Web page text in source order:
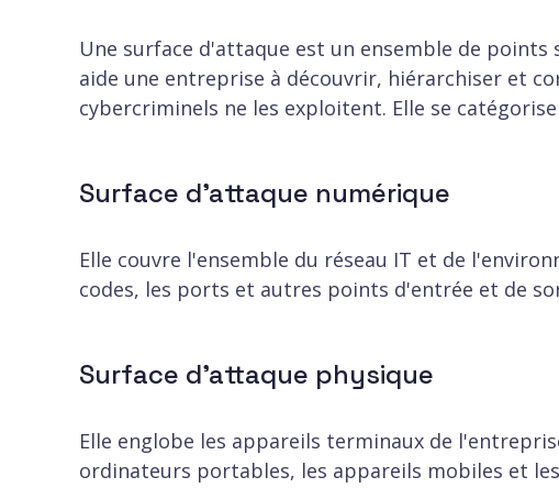
Une surface d'attaque est un ensemble de
aide une entreprise à découvrir, hiérarchiser et
cybercriminels ne les exploitent. Elle se
Surface d'attaque numérique
Elle couvre l'ensemble du réseau IT et de
codes, les ports et autres points d'entrée et de
Surface d'attaque physique
Elle englobe les appareils terminaux de
ordinateurs portables, les appareils mobiles et les